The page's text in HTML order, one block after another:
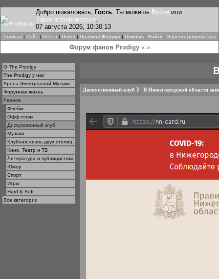
Добро пожаловать, Гость. Ты можешь Войти или
Зарегистрироваться.
07 августа 2026, 10:30:13
Главная | Сайт | Лента | Поиск | Правила Форума | Помощь | Войти | Зарегистрироваться
Форум фанов Prodigy« »
О The Prodigy
The Prodigy у нас
Арена Электронной Музыки
Форумная жизнь
Разное
Флейм
Офф-топик
Дискуссионный клуб
Музыка
Клубная жизнь двух столиц
Кино, Театр и ТВ
Литература и публицистика
Юмор
Спорт
Игры
Hard & Soft
Все категории
Дискуссионный клуб 》 В Нижегородской области